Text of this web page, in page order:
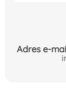
Adres e-